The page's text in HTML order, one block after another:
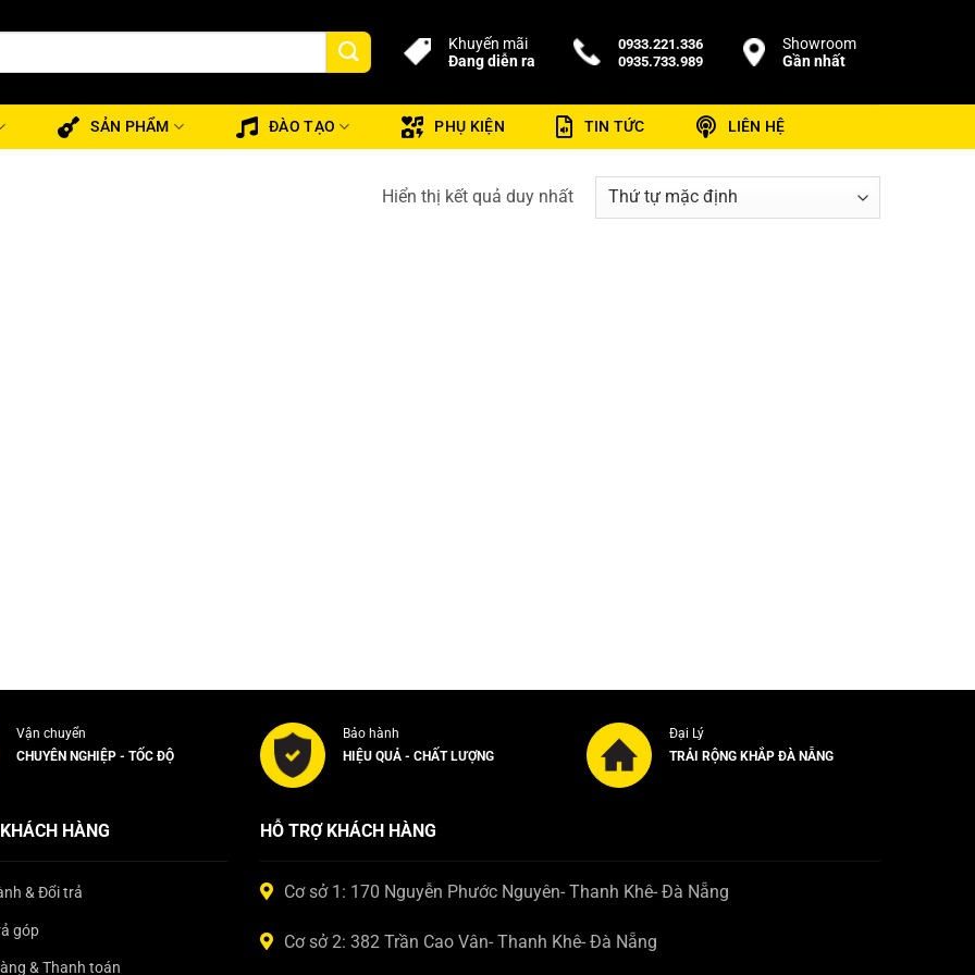
Khuyến mãi
Đang diễn ra
0933.221.336
0935.733.989
Showroom
Gần nhất
SẢN PHẨM ĐÀO TẠO PHỤ KIỆN TIN TỨC LIÊN HỆ
Hiển thị kết quả duy nhất
Vận chuyển
CHUYÊN NGHIỆP - TỐC ĐỘ
Bảo hành
HIỆU QUẢ - CHẤT LƯỢNG
Đại Lý
TRẢI RỘNG KHẮP ĐÀ NẴNG
HÀNG
& Đổi trả
góp
& Thanh toán
HỖ TRỢ KHÁCH HÀNG
Cơ sở 1: 170 Nguyễn Phước Nguyên- Thanh Khê- Đà Nẵng
Cơ sở 2: 382 Trần Cao Vân- Thanh Khê- Đà Nẵng